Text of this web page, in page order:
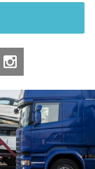
Instagram